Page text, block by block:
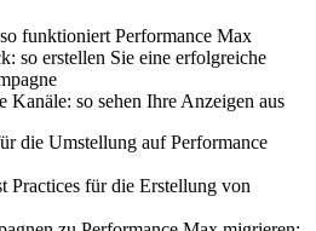
funktioniert Performance Max
so erstellen Sie eine erfolgreiche
Kanäle: so sehen Ihre Anzeigen aus
die Umstellung auf Performance
Practices für die Erstellung von